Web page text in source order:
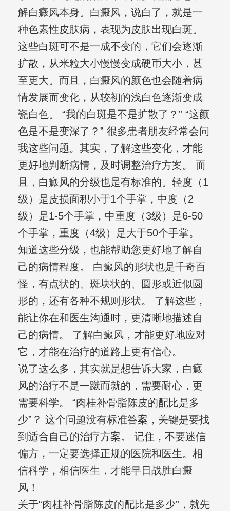
解白癜风本身。白癜风，说白了，就是一
种色素性皮肤病，表现为皮肤出现白斑。
这些白斑可不是一成不变的，它们会逐渐
扩散，从米粒大小慢慢变成硬币大小，甚
至更大。而且，白癜风的颜色也会随着病
情发展而变化，从较初的浅白色逐渐变成
瓷白色。 “我的白斑是不是扩散了？” “这颜
色是不是变深了？” 很多患者朋友经常会问
我这些问题。其实，了解这些变化，才能
更好地判断病情，及时调整治疗方案。 而
且，白癜风的分级也是有标准的。轻度（1
级）是皮损面积小于1个手掌，中度（2
级）是1-5个手掌，中重度（3级）是6-50
个手掌，重度（4级）是大于50个手掌。
知道这些分级，也能帮助您更好地了解自
己的病情程度。 白癜风的形状也是千奇百
怪，有点状的、斑块状的、圆形或近似圆
形的，还有各种不规则形状。 了解这些，
能让你在和医生沟通时，更清晰地描述自
己的病情。 了解白癜风，才能更好地应对
它，才能在治疗的道路上更有信心。
说了这么多，其实就是想告诉大家，白癜
风的治疗不是一蹴而就的，需要耐心，更
需要科学。 “肉桂补骨脂陈皮的配比是多
少”？ 这个问题没有标准答案，关键是要找
到适合自己的治疗方案。 记住，不要迷信
偏方，一定要选择正规的医院和医生。相
信科学，相信医生，才能早日战胜白癜
风！
关于“肉桂补骨脂陈皮的配比是多少”，就先